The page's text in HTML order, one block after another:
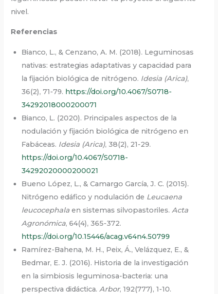
nivel.
Referencias
Bianco, L., & Cenzano, A. M. (2018). Leguminosas
nativas: estrategias adaptativas y capacidad para
la fijación biológica de nitrógeno. Idesia (Arica),
36(2), 71-79. https://doi.org/10.4067/S0718-
34292018000200071
Bianco, L. (2020). Principales aspectos de la
nodulación y fijación biológica de nitrógeno en
Fabáceas. Idesia (Arica), 38(2), 21-29.
https://doi.org/10.4067/S0718-
34292020000200021
Bueno López, L., & Camargo García, J. C. (2015).
Nitrógeno edáfico y nodulación de Leucaena
leucocephala en sistemas silvopastoriles.Acta
Agronómica, 64(4), 365-372.
https://doi.org/10.15446/acag.v64n4.50799
Ramírez-Bahena, M. H., Peix, Á., Velázquez, E., &
Bedmar, E. J. (2016). Historia de la investigación
en la simbiosis leguminosa-bacteria: una
perspectiva didáctica.Arbor, 192(777), 1-10.